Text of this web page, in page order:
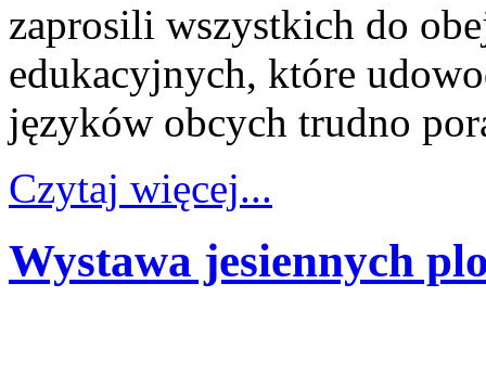
zaprosili wszystkich do
edukacyjnych, które
języków obcych trudno
Czytaj więcej...
Wystawa jesiennych